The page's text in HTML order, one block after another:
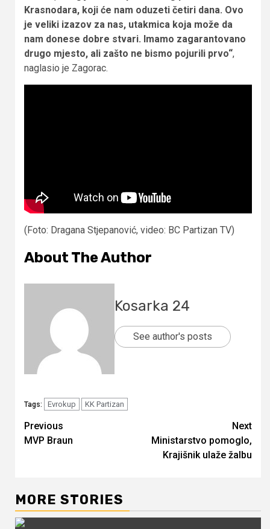
Krasnodara, koji će nam oduzeti četiri dana. Ovo
je veliki izazov za nas, utakmica koja može da
nam donese dobre stvari. Imamo zagarantovano
drugo mjesto, ali zašto ne bismo pojurili prvo“,
naglasio je Zagorac.
(Foto: Dragana Stjepanović, video: BC Partizan TV)
About The Author
Kosarka 24
See author's posts
Tags: Evrokup KK Partizan
Continue
Reading
Previous
MVP Braun
Next
Ministarstvo pomoglo,
Krajišnik ulaže žalbu
MORE STORIES